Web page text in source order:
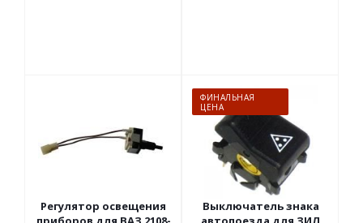
Регулятор освещения
ФИНАЛЬНАЯ
ЦЕНА
Выключатель знака